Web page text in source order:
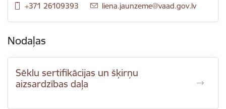
+371 26109393 E-pasts:
liena.jaunzeme@vaad.gov.lv
Nodaļas
Sēklu sertifikācijas un šķirņu
aizsardzības daļa